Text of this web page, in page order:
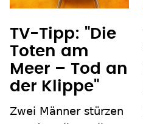
TV-Tipp: "Die
Toten am
Meer – Tod an
der Klippe"
Zwei Männer stürzen